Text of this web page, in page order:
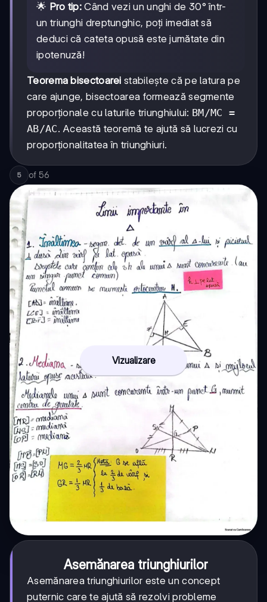
🌟 Pro tip: Când vezi un unghi de 30° într-
un triunghi dreptunghic, poți imediat să
deduci că cateta opusă este jumătate din
ipotenuză!
Teorema bisectoarei stabilește că pe latura pe
care ajunge, bisectoarea formează segmente
proporționale cu laturile triunghiului: BM/MC =
AB/AC. Această teoremă te ajută să lucrezi cu
proporționalitatea în triunghiuri.
5 of 56
Vizualizare
Asemănarea triunghiurilor
Asemănarea triunghiurilor este un concept
puternic care te ajută să rezolvi probleme